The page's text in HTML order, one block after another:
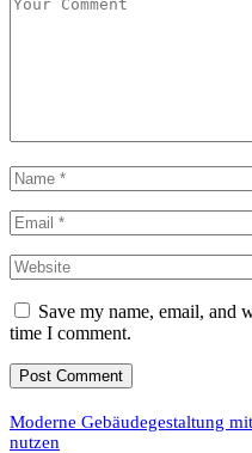
Save my name, email, and
time I comment.
Moderne Gebäudegestaltung
nutzen